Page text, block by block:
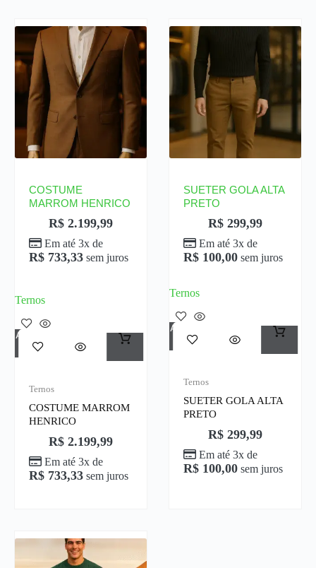
COSTUME
MARROM HENRICO
R$ 2.199,99
Em até 3x de
R$ 733,33 sem juros
Ternos
Adicionar Ao Carrinho
Ternos
COSTUME MARROM
HENRICO
R$ 2.199,99
Em até 3x de
R$ 733,33 sem juros
SUETER GOLA ALTA
PRETO
R$ 299,99
Em até 3x de
R$ 100,00 sem juros
Ternos
Adicionar Ao Carrinho
Ternos
SUETER GOLA ALTA
PRETO
R$ 299,99
Em até 3x de
R$ 100,00 sem juros